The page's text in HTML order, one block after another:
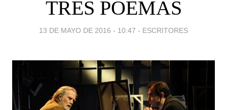
TRES POEMAS
13 DE MAYO DE 2016 - 10:47 - ESCRITORES